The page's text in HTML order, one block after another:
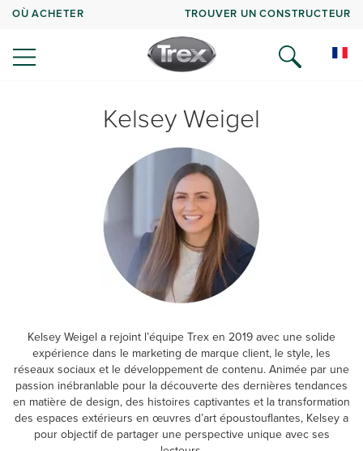
OÙ ACHETER TROUVER UN CONSTRUCTEUR
Kelsey Weigel
Kelsey Weigel a rejoint l’équipe Trex en 2019 avec une solide
expérience dans le marketing de marque client, le style, les
réseaux sociaux et le développement de contenu. Animée par une
passion inébranlable pour la découverte des dernières tendances
en matière de design, des histoires captivantes et la transformation
des espaces extérieurs en œuvres d’art époustouflantes, Kelsey a
pour objectif de partager une perspective unique avec ses